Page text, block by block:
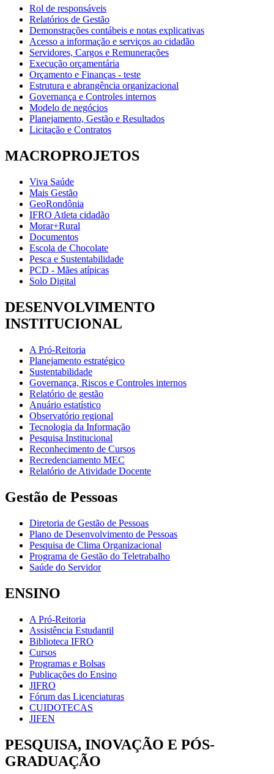
Rol de responsáveis
Relatórios de Gestão
Demonstrações contábeis e notas explicativas
Acesso a informação e serviços ao cidadão
Servidores, Cargos e Remunerações
Execução orçamentária
Orçamento e Finanças - teste
Estrutura e abrangência organizacional
Governança e Controles internos
Modelo de negócios
Planejamento, Gestão e Resultados
Licitação e Contratos
MACROPROJETOS
Viva Saúde
Mais Gestão
GeoRondônia
IFRO Atleta cidadão
Morar+Rural
Documentos
Escola de Chocolate
Pesca e Sustentabilidade
PCD - Mães atípicas
Solo Digital
DESENVOLVIMENTO
INSTITUCIONAL
A Pró-Reitoria
Planejamento estratégico
Sustentabilidade
Governança, Riscos e Controles internos
Relatório de gestão
Anuário estatístico
Observatório regional
Tecnologia da Informação
Pesquisa Institucional
Reconhecimento de Cursos
Recredenciamento MEC
Relatório de Atividade Docente
Gestão de Pessoas
Diretoria de Gestão de Pessoas
Plano de Desenvolvimento de Pessoas
Pesquisa de Clima Organizacional
Programa de Gestão do Teletrabalho
Saúde do Servidor
ENSINO
A Pró-Reitoria
Assistência Estudantil
Biblioteca IFRO
Cursos
Programas e Bolsas
Publicações do Ensino
JIFRO
Fórum das Licenciaturas
CUIDOTECAS
JIFEN
PESQUISA, INOVAÇÃO E PÓS-
GRADUAÇÃO